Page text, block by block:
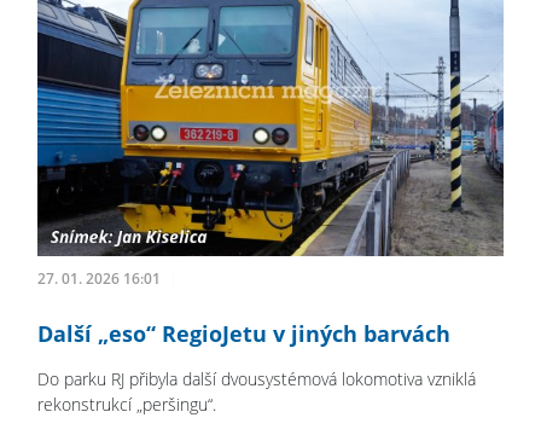
27. 01. 2026 16:01
Další „eso“ RegioJetu v jiných barvách
Do parku RJ přibyla další dvousystémová lokomotiva vzniklá
rekonstrukcí „peršingu“.